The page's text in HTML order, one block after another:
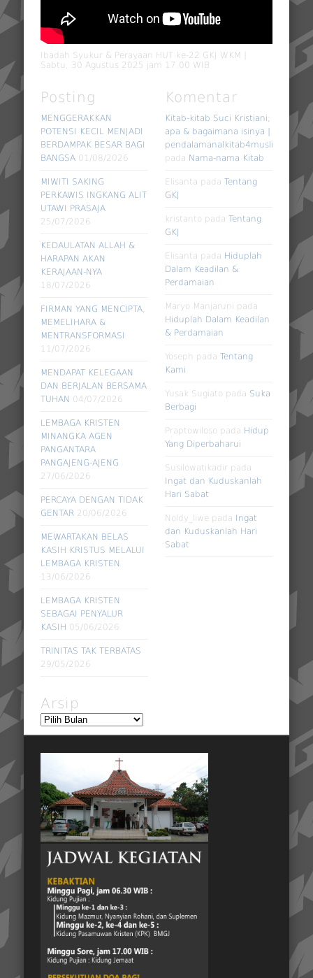
Ibadah Syukur & Perayaan HUT ke-22 GKJ WKM |
Sabtu, 30 Agustus 2025 jam 17.00 WIB
Posting
MENGGERAKKAN
POTENSI KECIL MENJADI
BERDAMPAK BESAR BAGI
BANGSA 01/08/2026
MIWITI SAKING
PERKAWIS INGKANG ALIT
UTAWI PRASAJA
25/07/2026
KEDAULATAN ALLAH &
HARAPAN AKAN
KERAJAAN-NYA
18/07/2026
FIRMAN YANG MENCIPTA,
MEMELIHARA &
MENTRANSFORMASI
11/07/2026
MENDAPAT KELEGAAN
DAN BERJALAN BERSAMA
TUHAN 04/07/2026
LEMBAGA KRISTEN
MINANGKA AGEN
PANGANTARA
PANGAJENG-AJENG
27/06/2026
PERCAYA DENGAN TIDAK
GENTAR 20/06/2026
MEWARTAKAN BELAS
KASIH KRISTUS MELALUI
LEMBAGA KRISTEN
13/06/2026
LEMBAGA KRISTEN
SEBAGAI PENYALUR
KASIH 05/06/2026
TRINITAS TAK TERBATAS
29/05/2026
Komentar
Kitab-kitab Suci Kristiani;
apa & bagaimana isinya |
pendalamanalkitab4muslim
pada Nama-nama Kitab
Elisanta padaTentang
GKJ
kristanto padaTentang
GKJ
Elisanta pada Hiduplah
Dalam Keadilan &
Perdamaian
Maryo Manjaruni pada
Hiduplah Dalam Keadilan
& Perdamaian
Yoseph padaTentang
Kami
Yusak Sugiato pada Suka
Berbagi
Praptowiloso pada Hidup
Yang Diperbaharui
Susilowatikadir pada
Ingat dan Kuduskanlah
Hari Sabat
Noldy_liwe pada Ingat
dan Kuduskanlah Hari
Sabat
Arsip
Arsip